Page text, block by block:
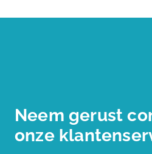
Neem gerust
onze